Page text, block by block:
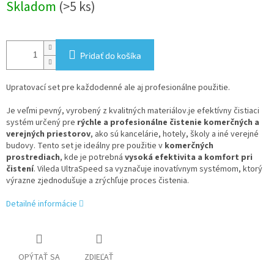
cena:
Skladom (>5 ks)
Pridať do košíka
Upratovací set pre každodenné ale aj profesionálne použitie.
Je veľmi pevný, vyrobený z kvalitných materiálov.je efektívny čistiaci
systém určený pre rýchle a profesionálne čistenie komerčných a
verejných priestorov, ako sú kancelárie, hotely, školy a iné verejné
budovy. Tento set je ideálny pre použitie v komerčných
prostrediach, kde je potrebná vysoká efektivita a komfort pri
čistení. Vileda UltraSpeed sa vyznačuje inovatívnym systémom, ktorý
výrazne zjednodušuje a zrýchľuje proces čistenia.
Detailné informácie
OPÝTAŤ SA ZDIEĽAŤ